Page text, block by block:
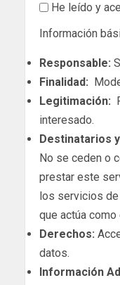
He leído y
Información
Responsable:
Finalidad:
Legitimación:
interesado.
Destinatarios
No se ceden o
prestar este
los servicios de
que actúa
Derechos:
datos.
Información